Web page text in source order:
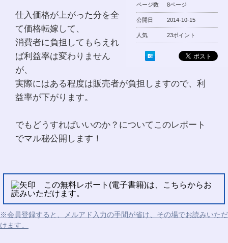
ページ数 8ページ
公開日 2014-10-15
人気 23ポイント
仕入価格が上がった分を全
て価格転嫁して、
消費者に負担してもらえれ
ば利益率は変わりません
が、
実際にはある程度は販売者が負担しますので、利
益率が下がります。
でもどうすればいいのか？についてこのレポート
でマル秘公開します！
この無料レポート(電子書籍)は、こちらからお
読みいただけます。
※会員登録すると、メルアド入力の手間が省け、その場でお読みいただ
けます。